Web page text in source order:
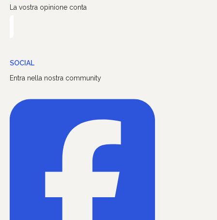
La vostra opinione conta
SOCIAL
Entra nella nostra community